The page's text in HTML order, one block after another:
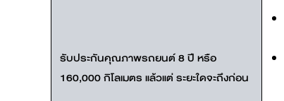
รับประกันคุณภาพรถยนต์ 8 ปี หรือ
160,000 กิโลเมตร แล้วแต่ ระยะใดจะถึงก่อน